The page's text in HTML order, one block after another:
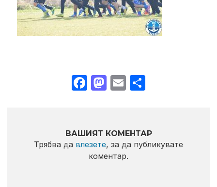
Facebook
Mastodon
Email
ВАШИЯТ КОМЕНТАР
Трябва да влезете, за да публикувате
коментар.